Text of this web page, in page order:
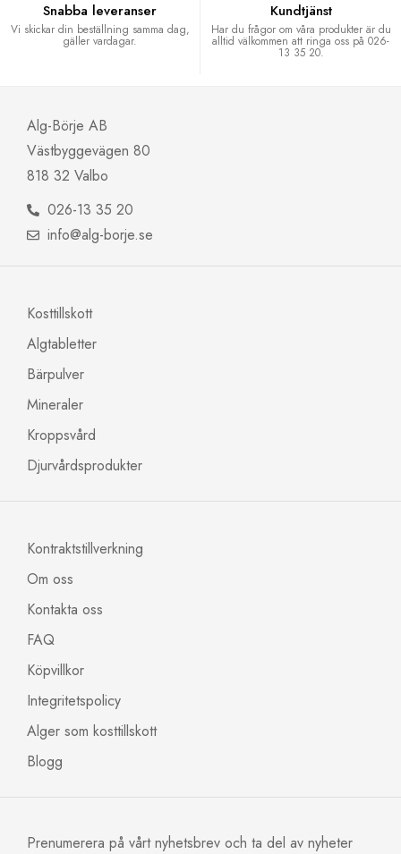
Snabba leveranser
Vi skickar din beställning samma dag,
gäller vardagar.
Kundtjänst
Har du frågor om våra produkter är du
alltid välkommen att ringa oss på 026-
13 35 20.
Alg-Börje AB
Västbyggevägen 80
818 32 Valbo
026-13 35 20
info@alg-borje.se
Kosttillskott
Algtabletter
Bärpulver
Mineraler
Kroppsvård
Djurvårdsprodukter
Kontraktstillverkning
Om oss
Kontakta oss
FAQ
Köpvillkor
Integritetspolicy
Alger som kosttillskott
Blogg
Prenumerera på vårt nyhetsbrev och ta del av nyheter